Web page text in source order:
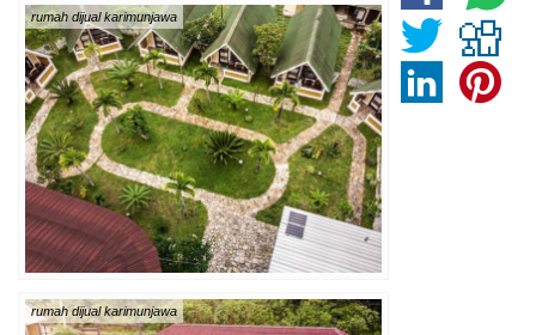
rumah dijual karimunjawa
rumah dijual karimunjawa